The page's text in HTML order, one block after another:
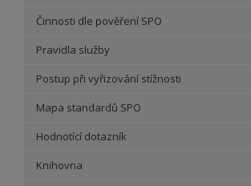
Činnosti dle pověření SPO
Pravidla služby
Postup při vyřizování stížnosti
Mapa standardů SPO
Hodnotící dotazník
Knihovna